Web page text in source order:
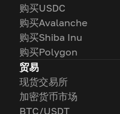
购买USDC
购买Avalanche
购买Shiba Inu
购买Polygon
贸易
现货交易所
加密货币市场
BTC/USDT